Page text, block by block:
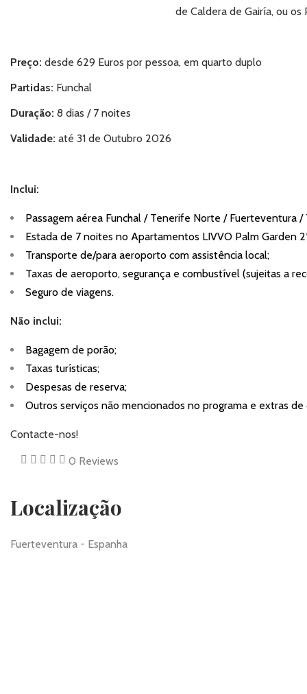
de Caldera de Gairía, ou os
Preço: desde 629 Euros por pessoa, em quarto duplo
Partidas: Funchal
Duração: 8 dias / 7 noites
Validade: até 31 de Outubro 2026
Inclui:
Passagem aérea Funchal / Tenerife Norte / Fuerteventura
Estada de 7 noites no Apartamentos LIVVO Palm Garden
Transporte de/para aeroporto com assistência local;
Taxas de aeroporto, segurança e combustível (sujeitas a
Seguro de viagens.
Não inclui:
Bagagem de porão;
Taxas turísticas;
Despesas de reserva;
Outros serviços não mencionados no programa e extras de
Contacte-nos!
0 Reviews
Localização
Fuerteventura - Espanha